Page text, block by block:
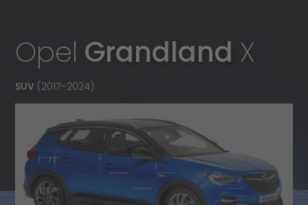
Opel Grandland X
SUV (2017–2024)